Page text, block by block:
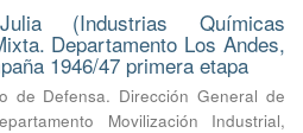
(Industrias Químicas
Departamento Los Andes,
1946/47 primera etapa
de Defensa. Dirección General de
Movilización Industrial,